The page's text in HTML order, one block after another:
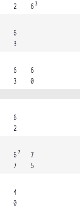
2
6 3
6
3
6
3
6
0
6
2
67
7
7
5
4
0